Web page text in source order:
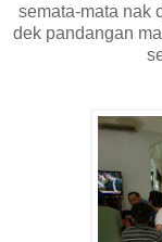
semata-mata nak
dek pandangan